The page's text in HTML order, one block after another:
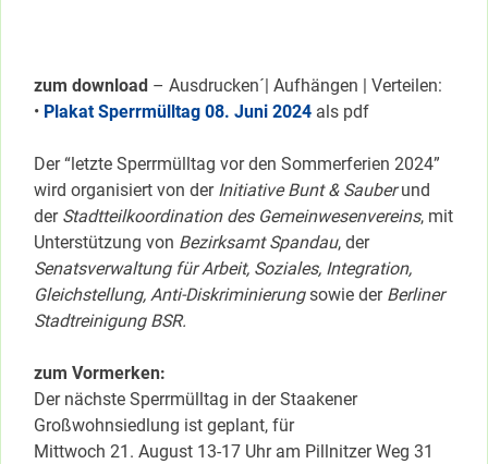
zum download – Ausdrucken´| Aufhängen | Verteilen:
• Plakat Sperrmülltag 08. Juni 2024 als pdf
Der “letzte Sperrmülltag vor den Sommerferien 2024”
wird organisiert von der Initiative Bunt & Sauberund
der Stadtteilkoordination des Gemeinwesenvereins, mit
Unterstützung von Bezirksamt Spandau, der
Senatsverwaltung für Arbeit, Soziales, Integration,
Gleichstellung, Anti-Diskriminierungsowie der Berliner
Stadtreinigung BSR.
zum Vormerken:
Der nächste Sperrmülltag in der Staakener
Großwohnsiedlung ist geplant, für
Mittwoch 21. August 13-17 Uhr am Pillnitzer Weg 31